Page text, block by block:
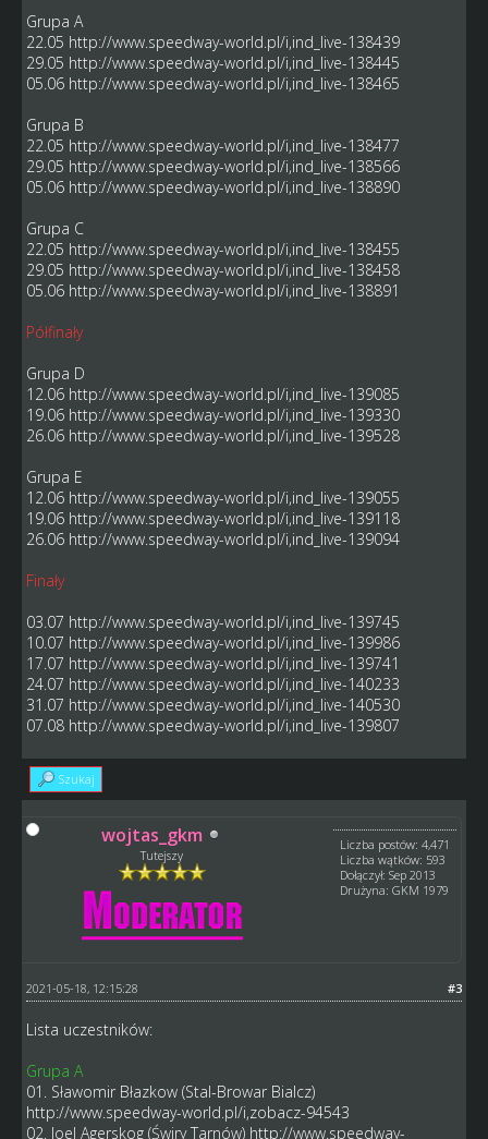
Grupa A
22.05 http://www.speedway-world.pl/i,ind_live-138439
29.05 http://www.speedway-world.pl/i,ind_live-138445
05.06 http://www.speedway-world.pl/i,ind_live-138465
Grupa B
22.05 http://www.speedway-world.pl/i,ind_live-138477
29.05 http://www.speedway-world.pl/i,ind_live-138566
05.06 http://www.speedway-world.pl/i,ind_live-138890
Grupa C
22.05 http://www.speedway-world.pl/i,ind_live-138455
29.05 http://www.speedway-world.pl/i,ind_live-138458
05.06 http://www.speedway-world.pl/i,ind_live-138891
Półfinały
Grupa D
12.06 http://www.speedway-world.pl/i,ind_live-139085
19.06 http://www.speedway-world.pl/i,ind_live-139330
26.06 http://www.speedway-world.pl/i,ind_live-139528
Grupa E
12.06 http://www.speedway-world.pl/i,ind_live-139055
19.06 http://www.speedway-world.pl/i,ind_live-139118
26.06 http://www.speedway-world.pl/i,ind_live-139094
Finały
03.07 http://www.speedway-world.pl/i,ind_live-139745
10.07 http://www.speedway-world.pl/i,ind_live-139986
17.07 http://www.speedway-world.pl/i,ind_live-139741
24.07 http://www.speedway-world.pl/i,ind_live-140233
31.07 http://www.speedway-world.pl/i,ind_live-140530
07.08 http://www.speedway-world.pl/i,ind_live-139807
Szukaj
wojtas_gkm
Tutejszy
Liczba postów: 4,471
Liczba wątków: 593
Dołączył: Sep 2013
Drużyna: GKM 1979
#3
2021-05-18, 12:15:28
Lista uczestników:
Grupa A
01. Sławomir Błazkow (Stal-Browar Bialcz)
http://www.speedway-world.pl/i,zobacz-94543
02. Joel Agerskog (Świry Tarnów) http://www.speedway-